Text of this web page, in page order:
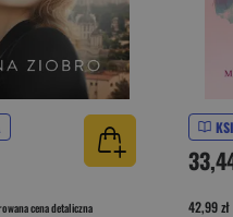
cena detaliczna 42,99 zł